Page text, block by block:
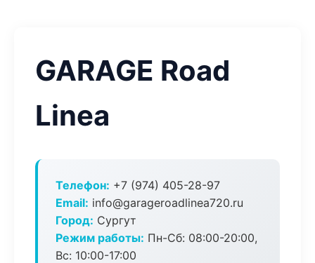
GARAGE Road
Linea
Телефон: +7 (974) 405-28-97
Email: info@garageroadlinea720.ru
Город: Сургут
Режим работы: Пн-Сб: 08:00-20:00,
Вс: 10:00-17:00